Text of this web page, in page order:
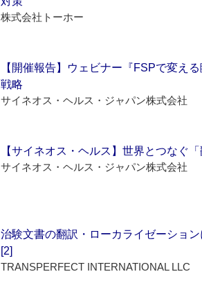
株式会社トーホー
【開催報告】ウェビナー『FSPで変え
戦略
サイネオス・ヘルス・ジャパン株式会社
【サイネオス・ヘルス】世界とつなぐ
サイネオス・ヘルス・ジャパン株式会社
治験文書の翻訳・ローカライゼーショ
[2]
TRANSPERFECT INTERNATIONAL LLC